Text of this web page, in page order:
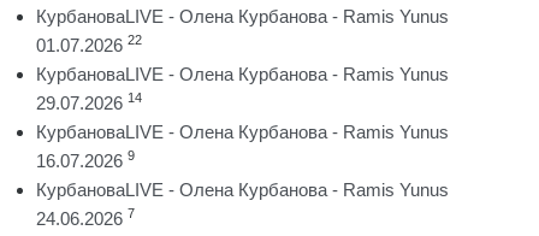
КурбановаLIVE - Олена Курбанова - Ramis Yunus
01.07.2026 22
КурбановаLIVE - Олена Курбанова - Ramis Yunus
29.07.2026 14
КурбановаLIVE - Олена Курбанова - Ramis Yunus
16.07.2026 9
КурбановаLIVE - Олена Курбанова - Ramis Yunus
24.06.2026 7